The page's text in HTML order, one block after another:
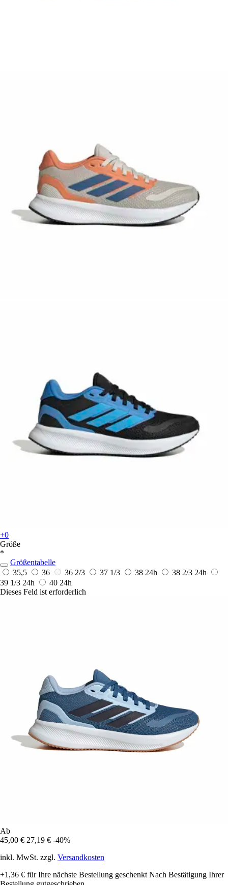
+0
Größe
*
Größentabelle
35,5
36 36 2/3 37 1/3 38 24h 38 2/3 24h
39 1/3 24h 40 24h
Dieses Feld ist erforderlich
Ab
45,00 € 27,19 € -40%
inkl. MwSt. zzgl. Versandkosten
+1,36 € für Ihre nächste Bestellung geschenkt Nach Bestätigung Ihrer